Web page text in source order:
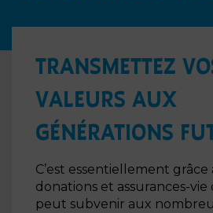
TRANSMETTEZ
VALEURS AUX
GÉNÉRATIONS
C’est essentiellement grâce
donations et assurances-vie
peut subvenir aux